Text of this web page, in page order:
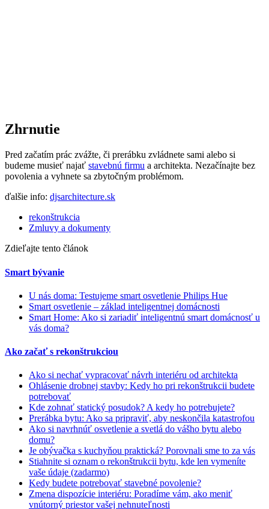
Zhrnutie
Pred začatím prác zvážte, či prerábku zvládnete sami alebo si
budeme musieť najať stavebnú firmu a architekta. Nezačínajte bez
povolenia a vyhnete sa zbytočným problémom.
ďalšie info: djsarchitecture.sk
rekonštrukcia
Zmluvy a dokumenty
Zdieľajte tento článok
Smart bývanie
U nás doma: Testujeme smart osvetlenie Philips Hue
Smart osvetlenie – základ inteligentnej domácnosti
Smart Home: Ako si zariadiť inteligentnú smart domácnosť u
vás doma?
Ako začať s rekonštrukciou
Ako si nechať vypracovať návrh interiéru od architekta
Ohlásenie drobnej stavby: Kedy ho pri rekonštrukcii budete
potrebovať
Kde zohnať statický posudok? A kedy ho potrebujete?
Prerábka bytu: Ako sa pripraviť, aby neskončila katastrofou
Ako si navrhnúť osvetlenie a svetlá do vášho bytu alebo
domu?
Je obývačka s kuchyňou praktická? Porovnali sme to za vás
Stiahnite si oznam o rekonštrukcii bytu, kde len vymeníte
vaše údaje (zadarmo)
Kedy budete potrebovať stavebné povolenie?
Zmena dispozície interiéru: Poradíme vám, ako meniť
vnútorný priestor vašej nehnuteľnosti